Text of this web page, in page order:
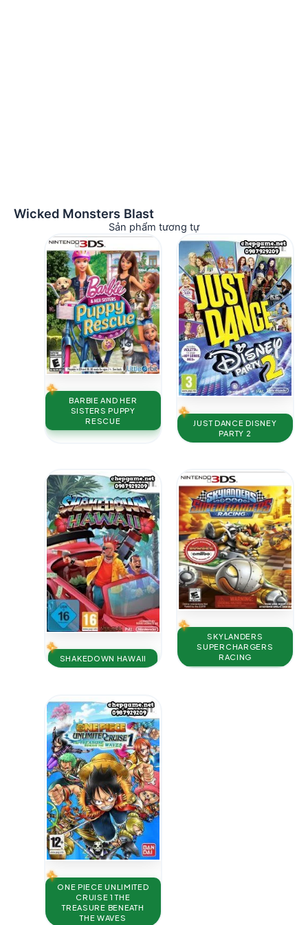
Wicked Monsters Blast
Sản phẩm tương tự
BARBIE AND HER
SISTERS PUPPY
RESCUE
JUST DANCE DISNEY
PARTY 2
SHAKEDOWN HAWAII
SKYLANDERS
SUPERCHARGERS
RACING
ONE PIECE UNLIMITED
CRUISE 1 THE
TREASURE BENEATH
THE WAVES